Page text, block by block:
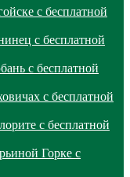
с бесплатной
с бесплатной
с бесплатной
с бесплатной
с бесплатной
Горке с